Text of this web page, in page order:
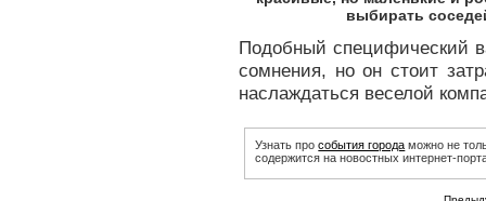
выбирать
Подобный специфический
сомнения, но он стоит
наслаждаться веселой
Узнать прособытия города можно не
содержится на новостных интернет-